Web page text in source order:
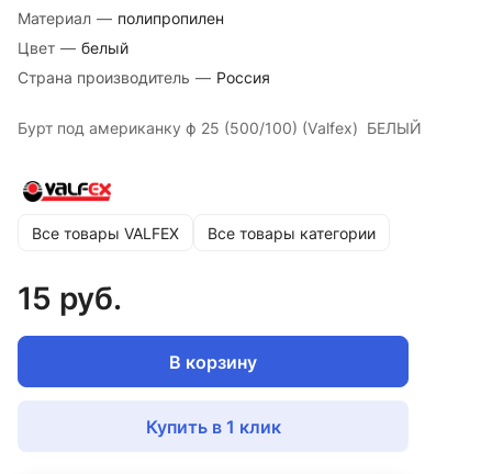
Материал — полипропилен
Цвет — белый
Страна производитель — Россия
Бурт под американку ф 25 (500/100) (Vаlfex) БЕЛЫЙ
Все товары VALFEX Все товары категории
15 руб.
В корзину
Купить в 1 клик